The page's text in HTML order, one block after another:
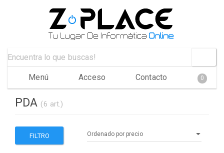
Menú Acceso Contacto 0
PDA (6 art.)
FILTRO